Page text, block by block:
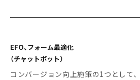
EFO、フォーム最適化
（チャットボット）
コンバージョン向上施策の1つとして